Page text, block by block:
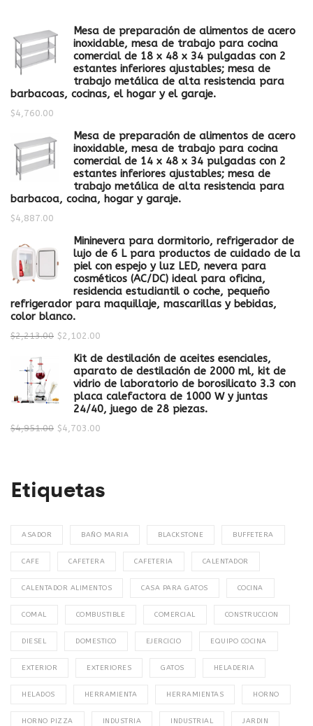
Mesa de preparación de alimentos de acero
inoxidable, mesa de trabajo para cocina
comercial de 18 x 48 x 34 pulgadas con 2
estantes inferiores ajustables; mesa de
trabajo metálica de alta resistencia para
barbacoas, cocinas, el hogar y el garaje.
$4,760.00
Mesa de preparación de alimentos de acero
inoxidable, mesa de trabajo para cocina
comercial de 14 x 48 x 34 pulgadas con 2
estantes inferiores ajustables; mesa de
trabajo metálica de alta resistencia para
barbacoa, cocina, hogar y garaje.
$4,887.00
Mininevera para dormitorio, refrigerador de
lujo de 6 L para productos de cuidado de la
piel con espejo y luz LED, nevera para
cosméticos (AC/DC) ideal para oficina,
residencia estudiantil o coche, pequeño
refrigerador para maquillaje, mascarillas y bebidas,
color blanco.
$2,213.00 $2,102.00
Kit de destilación de aceites esenciales,
aparato de destilación de 2000 ml, kit de
vidrio de laboratorio de borosilicato 3.3 con
placa calefactora de 1000 W y juntas
24/40, juego de 28 piezas.
$4,951.00 $4,703.00
Etiquetas
ASADOR BAÑO MARIA BLACKSTONE BUFFETERA
CAFE CAFETERA CAFETERIA CALENTADOR
CALENTADOR ALIMENTOS CASA PARA GATOS COCINA
COMAL COMBUSTIBLE COMERCIAL CONSTRUCCION
DIESEL DOMESTICO EJERCICIO EQUIPO COCINA
EXTERIOR EXTERIORES GATOS HELADERIA
HELADOS HERRAMIENTA HERRAMIENTAS HORNO
HORNO PIZZA INDUSTRIA INDUSTRIAL JARDIN